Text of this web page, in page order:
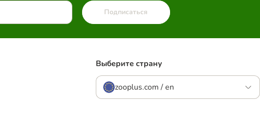
Подписаться
Выберите страну
zooplus.com / en